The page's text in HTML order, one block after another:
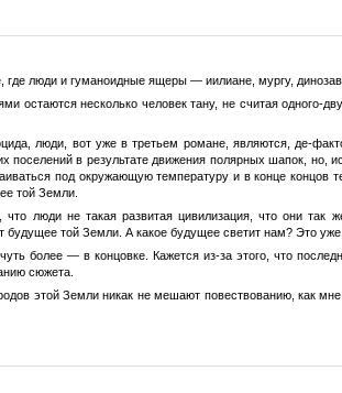
где люди и гуманоидные ящеры — иилиане, мургу,
остаются несколько человек тану, не считая
люди, вот уже в третьем романе, являются, де-
поселений в результате движения полярных шапок,
под окружающую температуру и в конце
той Земли.
люди не такая развитая цивилизация, что они
будущее той Земли. А какое будущее светит нам? Это уже
более — в концовке. Кажется из-за этого, что
сюжета.
этой Земли никак не мешают повествованию, как